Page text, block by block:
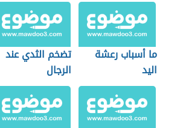
ما أسباب رعشة
اليد
تضخم الثدي عند
الرجال